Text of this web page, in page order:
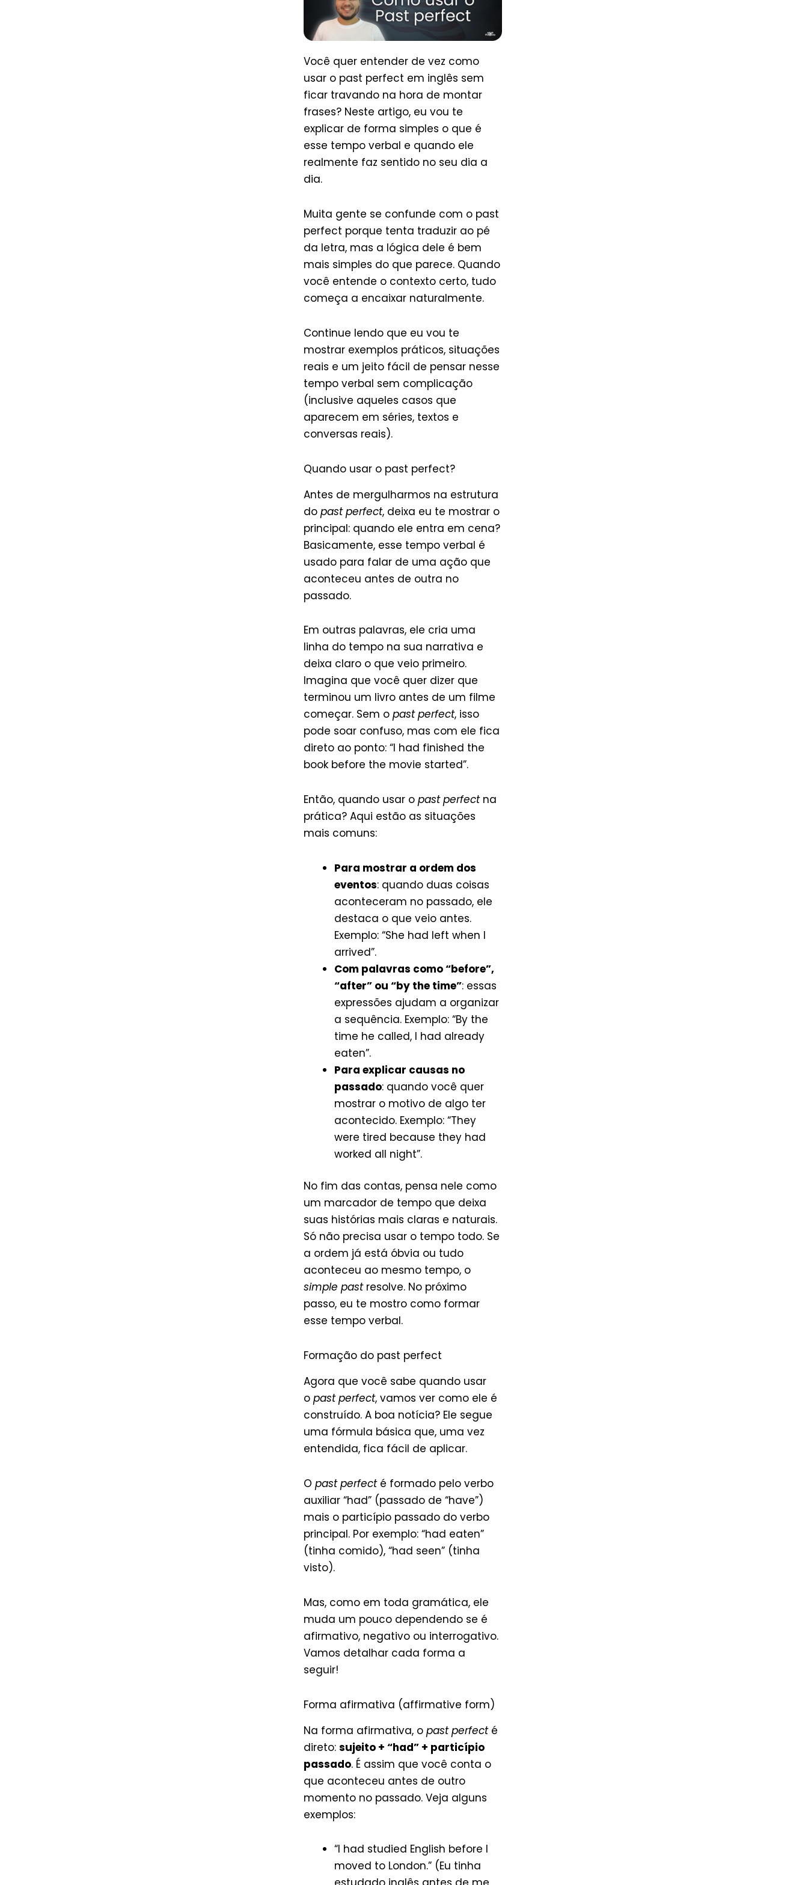
Você quer entender de vez como
usar o past perfect em inglês sem
ficar travando na hora de montar
frases? Neste artigo, eu vou te
explicar de forma simples o que é
esse tempo verbal e quando ele
realmente faz sentido no seu dia a
dia.
Muita gente se confunde com o past
perfect porque tenta traduzir ao pé
da letra, mas a lógica dele é bem
mais simples do que parece. Quando
você entende o contexto certo, tudo
começa a encaixar naturalmente.
Continue lendo que eu vou te
mostrar exemplos práticos, situações
reais e um jeito fácil de pensar nesse
tempo verbal sem complicação
(inclusive aqueles casos que
aparecem em séries, textos e
conversas reais).
Quando usar o past perfect?
Antes de mergulharmos na estrutura
do past perfect, deixa eu te mostrar o
principal: quando ele entra em cena?
Basicamente, esse tempo verbal é
usado para falar de uma ação que
aconteceu antes de outra no
passado.
Em outras palavras, ele cria uma
linha do tempo na sua narrativa e
deixa claro o que veio primeiro.
Imagina que você quer dizer que
terminou um livro antes de um filme
começar. Sem o past perfect, isso
pode soar confuso, mas com ele fica
direto ao ponto: “I had finished the
book before the movie started”.
Então, quando usar o past perfectna
prática? Aqui estão as situações
mais comuns:
Para mostrar a ordem dos
eventos: quando duas coisas
aconteceram no passado, ele
destaca o que veio antes.
Exemplo: “She had left when I
arrived”.
Com palavras como “before”,
“after” ou “by the time”: essas
expressões ajudam a organizar
a sequência. Exemplo: “By the
time he called, I had already
eaten”.
Para explicar causas no
passado: quando você quer
mostrar o motivo de algo ter
acontecido. Exemplo: “They
were tired because they had
worked all night”.
No fim das contas, pensa nele como
um marcador de tempo que deixa
suas histórias mais claras e naturais.
Só não precisa usar o tempo todo. Se
a ordem já está óbvia ou tudo
aconteceu ao mesmo tempo, o
simple pastresolve. No próximo
passo, eu te mostro como formar
esse tempo verbal.
Formação do past perfect
Agora que você sabe quando usar
o past perfect, vamos ver como ele é
construído. A boa notícia? Ele segue
uma fórmula básica que, uma vez
entendida, fica fácil de aplicar.
O past perfecté formado pelo verbo
auxiliar “had” (passado de “have”)
mais o particípio passado do verbo
principal. Por exemplo: “had eaten”
(tinha comido), “had seen” (tinha
visto).
Mas, como em toda gramática, ele
muda um pouco dependendo se é
afirmativo, negativo ou interrogativo.
Vamos detalhar cada forma a
seguir!
Forma afirmativa (affirmative form)
Na forma afirmativa, o past perfecté
direto: sujeito + “had” + particípio
passado. É assim que você conta o
que aconteceu antes de outro
momento no passado. Veja alguns
exemplos:
“I had studied English before I
moved to London.” (Eu tinha